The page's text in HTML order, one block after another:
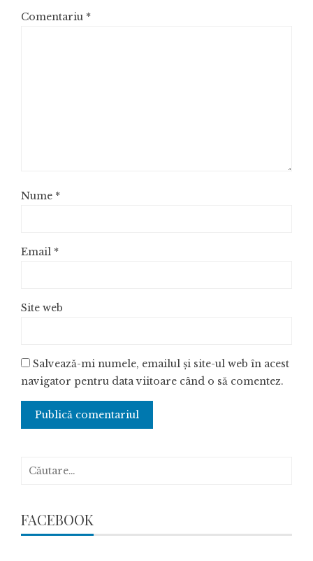
Comentariu *
Nume *
Email *
Site web
Salvează-mi numele, emailul și site-ul web în acest
navigator pentru data viitoare când o să comentez.
Caută
FACEBOOK